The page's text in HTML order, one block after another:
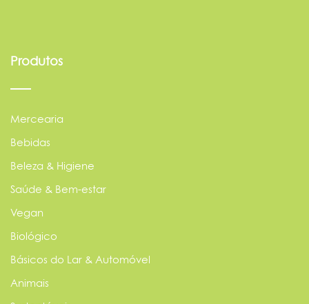
Produtos
Mercearia
Bebidas
Beleza & Higiene
Saúde & Bem-estar
Vegan
Biológico
Básicos do Lar & Automóvel
Animais